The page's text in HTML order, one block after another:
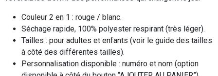
Couleur 2 en 1 : rouge / blanc.
Séchage rapide, 100% polyester respirant (très léger).
Tailles : pour adultes et enfants (voir le guide des tailles
à côté des différentes tailles).
Personnalisation disponible : numéro et nom (option